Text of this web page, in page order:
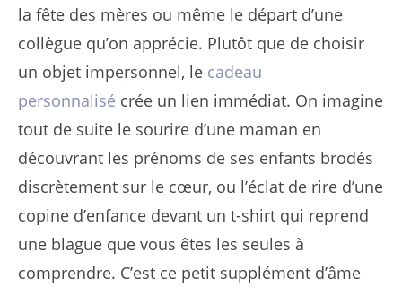
la fête des mères ou même le départ d’une
collègue qu’on apprécie. Plutôt que de choisir
un objet impersonnel, le cadeau
personnalisé crée un lien immédiat. On imagine
tout de suite le sourire d’une maman en
découvrant les prénoms de ses enfants brodés
discrètement sur le cœur, ou l’éclat de rire d’une
copine d’enfance devant un t-shirt qui reprend
une blague que vous êtes les seules à
comprendre. C’est ce petit supplément d’âme